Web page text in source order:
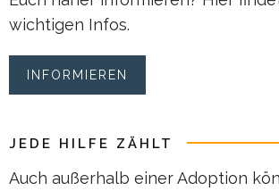
wichtigen Infos.
INFORMIEREN
JEDE HILFE ZÄHLT
Auch außerhalb einer Adoption